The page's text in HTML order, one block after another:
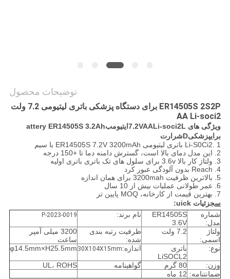
توضیحات محصول
ER14505S 2S2P برای دستگاه پزشکی باتری لیتیومی 7.2 ولت
AA Li-soci2
ویژگی های 7.2 VAALi-soci2L ایتیومبattery ER14505S 3.2Ah
برایپزشکیDشرارت
1 .Li-S0Ci2 باتری لیتیومی ER14505S 7.2V 3200mAh با سیم
2. این مدل دمای بالا است، گسترش دامنه دما تا +150 درجه
3. ولتاژ کار بالا 3.6v برای سلول های تک باتری باتری اولیه
4. Reach بدون آلودگی عبور کرد
5. بالاترین ظرفیت 3200mah برای همان اندازه
6. عمر طولانی عملیات بیش از 10 سال
7. بهترین قیمت از کارخانه، MOQ پایین تر
سجزئیات uick:
شماره
مدل:
ER14505S
3.6V
نام برند: P-2023-0019
ولتاژ
اسمی:
7.2 ولت
ظرفیت رتبه بندی
شده:
3200 میلی آمپر
ساعت
نوع:
باتری
LiSOCL2
اندازه:30X104X15mm
φ14.5mm×H25.5mm
وزن: 80 گرم گواهینامه
UL، ROHS
ضمانتنامه: 12 ماه